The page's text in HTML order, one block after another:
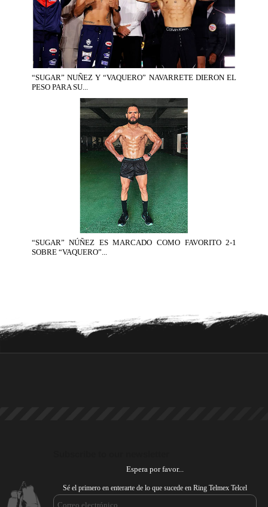
“SUGAR” NUÑEZ Y “VAQUERO” NAVARRETE DIERON EL
PESO PARA SU...
“SUGAR” NÚÑEZ ES MARCADO COMO FAVORITO 2-1
SOBRE “VAQUERO”...
Espera por favor...
Sé el primero en enterarte de lo que sucede en Ring Telmex Telcel